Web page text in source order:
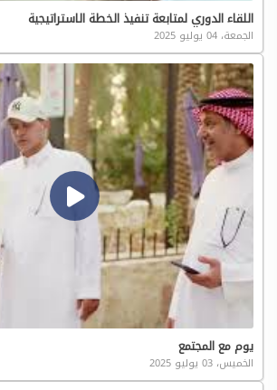
اللقاء الدوري لمتابعة تنفيذ الخطة الاستراتيجية
الجمعة، 04 يوليو 2025
يوم مع المجتمع
الخميس، 03 يوليو 2025